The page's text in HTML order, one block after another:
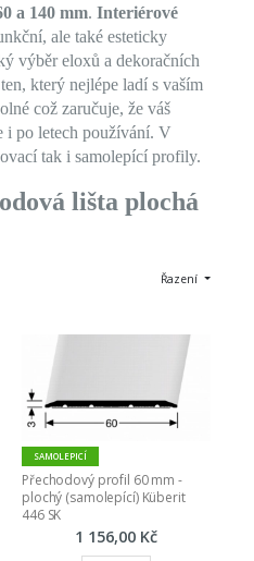
a 140 mm. Interiérové
ale také esteticky
výběr eloxů a dekoračních
který nejlépe ladí s vaším
což zaručuje, že váš
i po letech používání. V
tak i samolepící profily.
lišta plochá
Řazení
SAMOLEPICÍ
Přechodový profil 60 mm -
plochý (samolepící) Küberit
446 SK
1 156,00 Kč